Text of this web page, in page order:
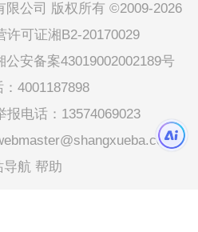
限公司 版权所有 ©2009-2026
许可证湘B2-20170029
公安备案43019002002189号
4001187898
报电话：13574069023
导航 帮助